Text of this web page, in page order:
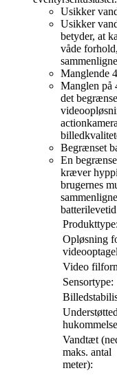
Usikker
Usikker
betyder, at
våde
Manglende
Manglen på
det
Begrænset
En
kræver
brugernes
Produkttype:
Opløsning
Video
Sensortype:
Vandtæt
maks. antal
meter):